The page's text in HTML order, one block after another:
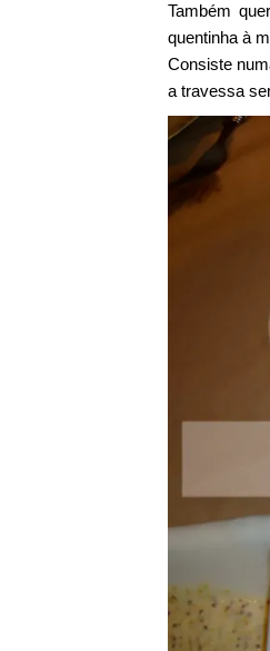
Também
quentinha à
Consiste
a travessa